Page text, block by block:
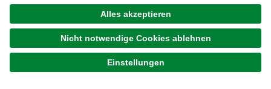
Nutfräser
Nuten zu fräsen. Die Schneiden
von Standardnutfräsen befinden
sich an der Seite. Spiralnutfräser
können Sie ohne vorzubohren
einsetzen, da sie direkt in das